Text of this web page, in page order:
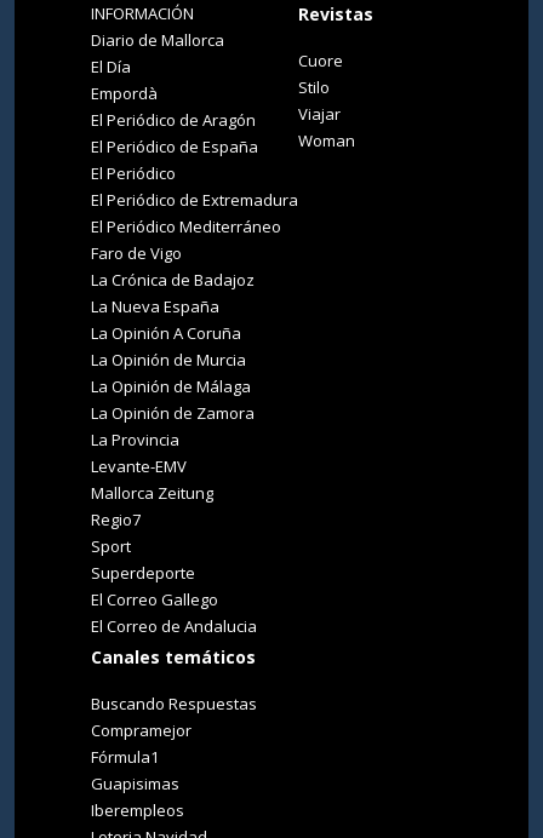
INFORMACIÓN
Diario de Mallorca
El Día
Empordà
El Periódico de Aragón
El Periódico de España
El Periódico
El Periódico de Extremadura
El Periódico Mediterráneo
Faro de Vigo
La Crónica de Badajoz
La Nueva España
La Opinión A Coruña
La Opinión de Murcia
La Opinión de Málaga
La Opinión de Zamora
La Provincia
Levante-EMV
Mallorca Zeitung
Regio7
Sport
Superdeporte
El Correo Gallego
El Correo de Andalucia
Canales temáticos
Buscando Respuestas
Compramejor
Fórmula1
Guapisimas
Iberempleos
Revistas
Cuore
Stilo
Viajar
Woman